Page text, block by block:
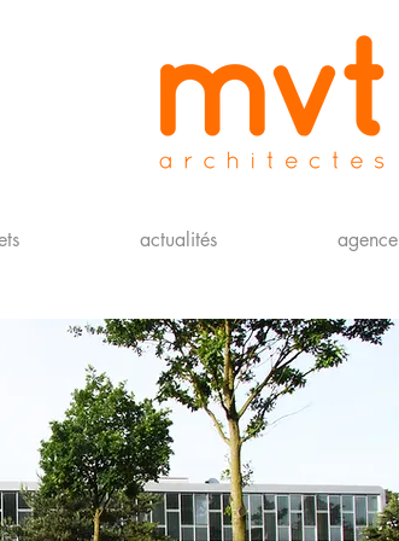
actualités agence